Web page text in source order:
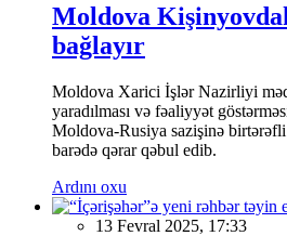
Moldova
bağlayır
Moldova Xarici İşlər Nazirliyi
yaradılması və fəaliyyət
Moldova-Rusiya sazişinə
barədə qərar qəbul edib.
Ardını oxu
13 Fevral 2025, 17:33